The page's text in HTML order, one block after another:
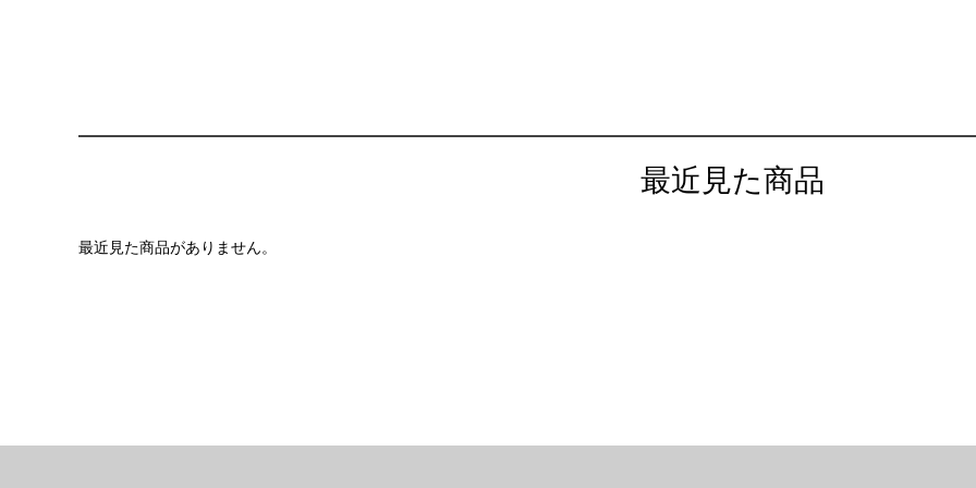
最近見た商品
最近見た商品がありません。